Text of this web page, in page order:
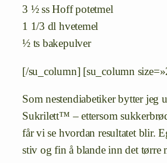
3 ½ ss Hoff potetmel
1 1/3 dl hvetemel
½ ts bakepulver
[/su_column] [su_column
Som nestendiabetiker bytter jeg
Sukrilett™ – ettersom
får vi se hvordan resultatet blir.
stiv og fin å blande inn det tørre